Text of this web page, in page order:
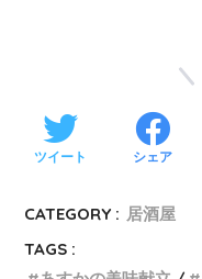
ツイート シェア
CATEGORY : 居酒屋
TAGS :